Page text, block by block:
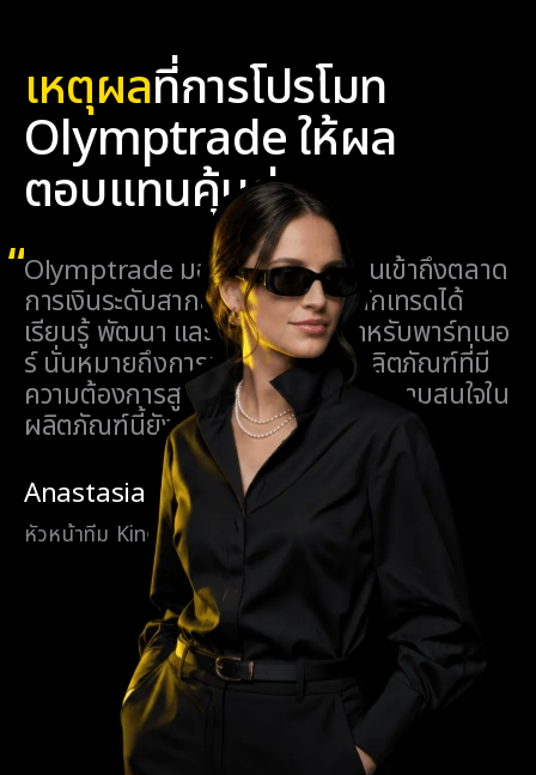
ปรัชญาการให้ความสำคัญกับผู้ใช้เป็นอันดับ
แรกของ Olymptrade ได้รับการยอมรับ
อย่างกว้างขวาง ไม่นานมานี้ แพลตฟอร์มได้
รับการเสนอชื่อเข้าชิงรางวัล Awwwards
ด้านความเป็นเลิศในการออกแบบผลิตภัณฑ์
ดิจิทัล ที่สำคัญกว่านั้น รีวิวจากผู้ใช้จาก
อินเดีย เอเชียตะวันออกเฉียงใต้ และละติน
อเมริกาต่างชื่นชมอินเทอร์เฟซและ
ประสบการณ์การเริ่มต้นใช้งานว่าเป็นเหตุผล
หลักที่ทำให้พวกเขากลับมาใช้บริการอีก
อ่านเพิ่มเติม
ในโลกแห่งระบบอัตโนมัติ หลายอย่างอาจซับ
ซ้อนได้เมื่อคุณต้องการการมีปฏิสัมพันธ์แบบ
1:1 สำหรับปัญหาของคุณ Olymptrade
ตระหนักถึงปัญหาดังกล่าวและทำให้มั่นใจว่าผู้
ใช้สามารถเข้ารับความสนับสนุนอย่างราบรื่น
ในภาษาท้องถิ่นของพวกเขา
เหตุผลที่การโปรโมท
Olymptrade ให้ผล
ตอบแทนคุ้มค่า
Olymptrade มอบโอกาสให้ทุกคนเข้าถึงตลาด
การเงินระดับสากล เปิดโอกาสให้นักเทรดได้
เรียนรู้ พัฒนา และสร้างรายได้ สำหรับพาร์ทเนอ
ร์ นั่นหมายถึงการทำงานร่วมกับผลิตภัณฑ์ที่มี
ความต้องการสูงในภาคการเงิน ซึ่งความสนใจใน
ผลิตภัณฑ์นี้ยังคงเติบโตอย่างต่อเนื่อง
Anastasia
หัวหน้าทีม Kingfin